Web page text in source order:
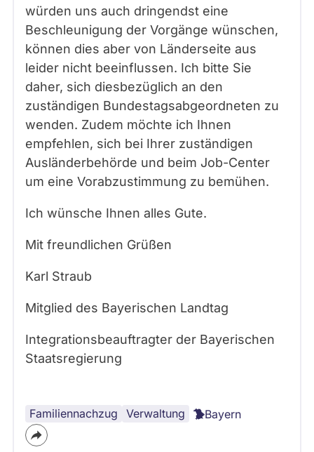
würden uns auch dringendst eine
Beschleunigung der Vorgänge wünschen,
können dies aber von Länderseite aus
leider nicht beeinflussen. Ich bitte Sie
daher, sich diesbezüglich an den
zuständigen Bundestagsabgeordneten zu
wenden. Zudem möchte ich Ihnen
empfehlen, sich bei Ihrer zuständigen
Ausländerbehörde und beim Job-Center
um eine Vorabzustimmung zu bemühen.
Ich wünsche Ihnen alles Gute.
Mit freundlichen Grüßen
Karl Straub
Mitglied des Bayerischen Landtag
Integrationsbeauftragter der Bayerischen
Staatsregierung
Familiennachzug Verwaltung
Bürokratie Bayern